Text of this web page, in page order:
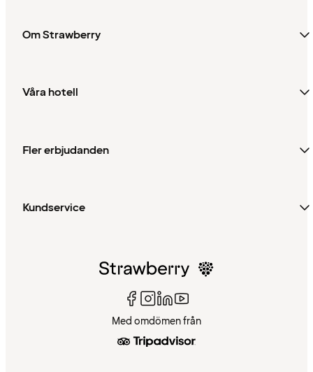
Om Strawberry
Våra hotell
Fler erbjudanden
Kundservice
Med omdömen från